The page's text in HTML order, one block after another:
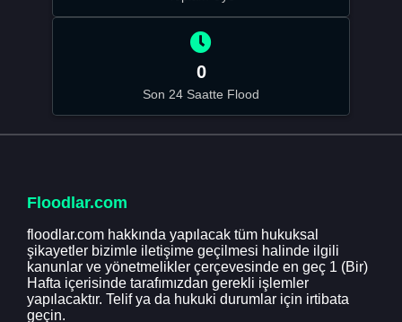
0
Son 24 Saatte Flood
Floodlar.com
floodlar.com hakkında yapılacak tüm hukuksal
şikayetler bizimle iletişime geçilmesi halinde ilgili
kanunlar ve yönetmelikler çerçevesinde en geç 1 (Bir)
Hafta içerisinde tarafımızdan gerekli işlemler
yapılacaktır. Telif ya da hukuki durumlar için irtibata
geçin.